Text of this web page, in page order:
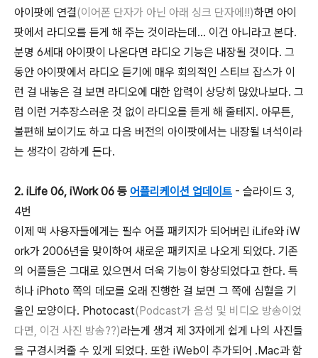
아이팟에 연결(이어폰 단자가 아닌 아래 싱크 단자에!!)하면 아이
팟에서 라디오를 듣게 해 주는 것이라는데... 이건 아니라고 본다.
분명 6세대 아이팟이 나온다면 라디오 기능은 내장될 것이다. 그
동안 아이팟에서 라디오 듣기에 매우 회의적인 스티브 잡스가 이
런 걸 내놓은 걸 보면 라디오에 대한 압력이 상당히 많았나보다. 그
럼 이런 거추장스러운 것 없이 라디오를 듣게 해 줄테지. 아무튼,
불편해 보이기도 하고 다음 버전의 아이팟에서는 내장될 녀석이라
는 생각이 강하게 든다.
2. iLife 06, iWork 06 등 어플리케이션 업데이트 - 슬라이드 3,
4번
이제 맥 사용자들에게는 필수 어플 패키지가 되어버린 iLife와 iW
ork가 2006년을 맞이하여 새로운 패키지로 나오게 되었다. 기존
의 어플들은 그대로 있으면서 더욱 기능이 향상되었다고 한다. 특
히나 iPhoto 쪽의 데모를 오래 진행한 걸 보면 그 쪽에 심혈을 기
울인 모양이다. Photocast(Podcast가 음성 및 비디오 방송이었
다면, 이건 사진 방송??)라는게 생겨 제 3자에게 쉽게 나의 사진들
을 구경시켜줄 수 있게 되었다. 또한 iWeb이 추가되어 .Mac과 함